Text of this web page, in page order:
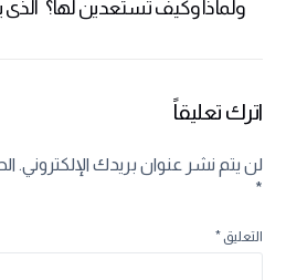
ولماذا وكيف تستعدين لها؟
اترك تعليقاً
لن يتم نشر عنوان بريدك الإلكتروني.
*
التعليق*